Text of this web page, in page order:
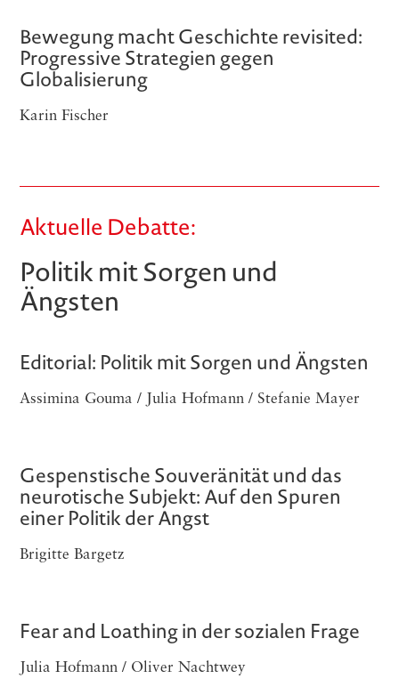
Bewegung macht Geschichte revisited:
Progressive Strategien gegen
Globalisierung
Karin Fischer
Aktuelle Debatte:
Poli­tik mit Sor­gen und
Ängsten
Editorial: Politik mit Sorgen und Ängsten
Assimina Gouma / Julia Hofmann / Stefanie Mayer
Gespenstische Souveränität und das
neurotische Subjekt: Auf den Spuren
einer Politik der Angst
Brigitte Bargetz
Fear and Loathing in der sozialen Frage
Julia Hofmann / Oliver Nachtwey